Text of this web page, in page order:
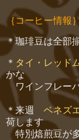
｛コーヒー情報
＊珈琲豆は全部
＊ タイ・レッド
かな
ワインフレー
＊来週 ベネズ
荷します
特別焙煎豆が